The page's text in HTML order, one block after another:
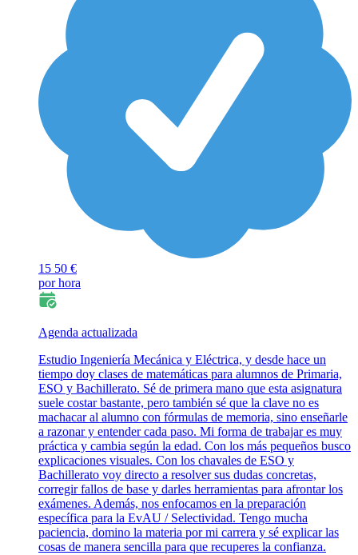
15 50 €
por hora
Agenda actualizada
Estudio Ingeniería Mecánica y Eléctrica, y desde hace un
tiempo doy clases de matemáticas para alumnos de Primaria,
ESO y Bachillerato. Sé de primera mano que esta asignatura
suele costar bastante, pero también sé que la clave no es
machacar al alumno con fórmulas de memoria, sino enseñarle
a razonar y entender cada paso. Mi forma de trabajar es muy
práctica y cambia según la edad. Con los más pequeños busco
explicaciones visuales. Con los chavales de ESO y
Bachillerato voy directo a resolver sus dudas concretas,
corregir fallos de base y darles herramientas para afrontar los
exámenes. Además, nos enfocamos en la preparación
específica para la EvAU / Selectividad. Tengo mucha
paciencia, domino la materia por mi carrera y sé explicar las
cosas de manera sencilla para que recuperes la confianza.